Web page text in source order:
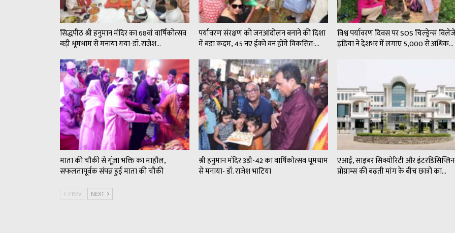
सिद्धपीठ श्री हनुमान मंदिर का 68वां वार्षिकोत्सव
बड़ी धूमधाम से मनाया गया-डॉ. राजेश…
पर्यावरण संरक्षण को जनआंदोलन बनाने की दिशा
में बड़ा कदम, 45 नए ईको वन होंगे विकसित:…
विश्व पर्यावरण दिवस पर SOS चिल्ड्रेन्स
इंडिया ने देशभर में लगाए 5,000 से अधिक…
माता की चौकी से गूंजा भक्ति का माहौल,
सफलतापूर्वक संपन्न हुई माता की चौकी
श्री हनुमान मंदिर 3डी-42 का वार्षिकोत्सव धूमधाम
से मनाया- डॉ. राजेश भाटिया
एआई, साइबर सिक्योरिटी और
प्रोग्राम्स की बढ़ती मांग के बीच छात्रों का…
PREV NEXT